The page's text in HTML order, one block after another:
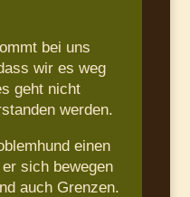
bei uns
wir es weg
geht nicht
werden.
einen
sich bewegen
auch Grenzen.